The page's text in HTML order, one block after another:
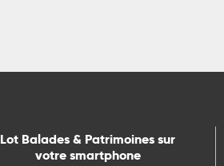
Lot Balades & Patrimoines sur
votre smartphone